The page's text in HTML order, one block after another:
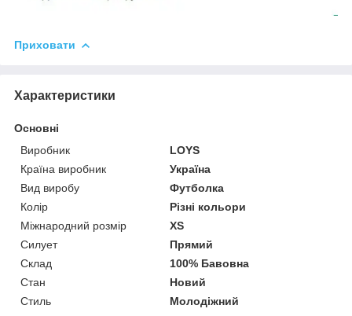
Приховати
Характеристики
Основні
Виробник
LOYS
Країна виробник
Україна
Вид виробу
Футболка
Колір
Різні кольори
Міжнародний розмір
XS
Силует
Прямий
Склад
100% Бавовна
Стан
Новий
Стиль
Молодіжний